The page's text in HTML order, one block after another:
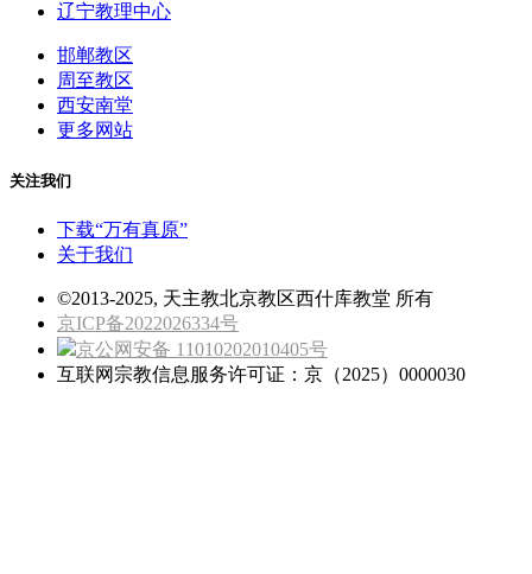
辽宁教理中心
邯郸教区
周至教区
西安南堂
更多网站
关注我们
下载“万有真原”
关于我们
©2013-2025, 天主教北京教区西什库教堂 所有
京ICP备2022026334号
京公网安备 11010202010405号
互联网宗教信息服务许可证：京（2025）0000030